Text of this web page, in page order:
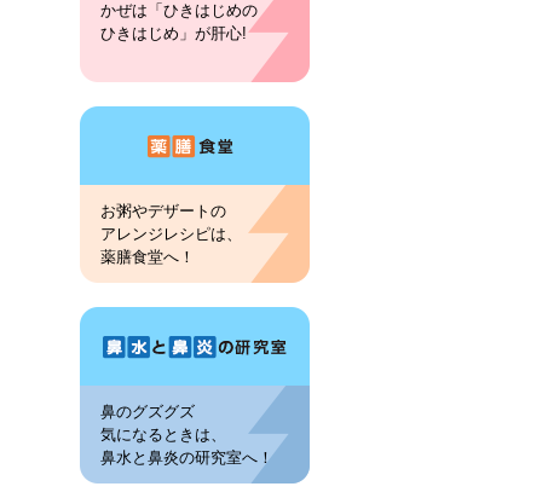
かぜは「ひきはじめの
ひきはじめ」が肝心!
お粥やデザートの
アレンジレシピは、
薬膳食堂へ！
鼻のグズグズ
気になるときは、
鼻水と鼻炎の研究室へ！